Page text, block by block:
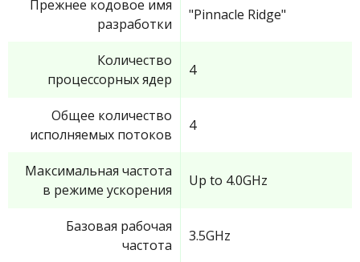
Прежнее кодовое имя
разработки
"Pinnacle Ridge"
Количество
процессорных ядер
4
Общее количество
исполняемых потоков
4
Максимальная частота
в режиме ускорения
Up to 4.0GHz
Базовая рабочая
частота
3.5GHz